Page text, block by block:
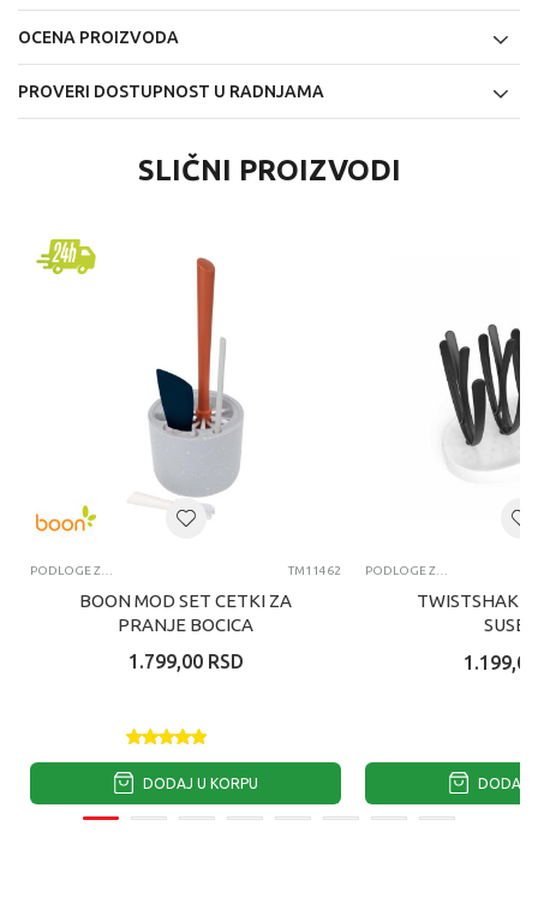
OCENA PROIZVODA
PROVERI DOSTUPNOST U RADNJAMA
SLIČNI PROIZVODI
PODLOGE ZA SUŠENJE TM11462
BOON MOD SET CETKI ZA
PRANJE BOCICA
1.799,00 RSD
DODAJ U KORPU
PODLOGE ZA SUŠENJE
TWISTSHAKE
1.199,00
DODAJ